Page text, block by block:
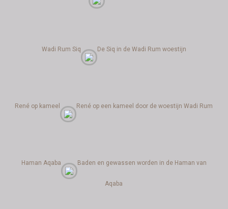
Wadi Rum Siq De Siq in de Wadi Rum woestijn
René op kameel René op een kameel door de woestijn Wadi Rum
Haman Aqaba Baden en gewassen worden in de Haman van
Aqaba